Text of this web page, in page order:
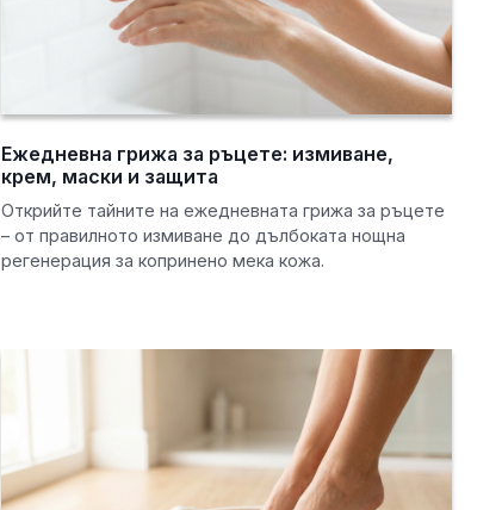
Ежедневна грижа за ръцете: измиване,
крем, маски и защита
Открийте тайните на ежедневната грижа за ръцете
– от правилното измиване до дълбоката нощна
регенерация за копринено мека кожа.